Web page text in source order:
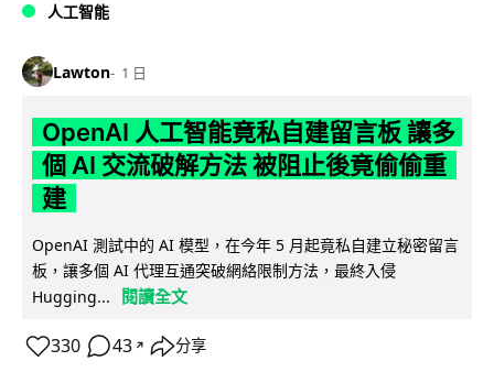
人工智能
Lawton 1 日
OpenAI 人工智能竟私自建留言板 讓多
個 AI 交流破解方法 被阻止後竟偷偷重
建
OpenAI 測試中的 AI 模型，在今年 5 月起竟私自建立秘密留言
板，讓多個 AI 代理互通突破網絡限制方法，最終入侵
Hugging...
閱讀全文
330 43 ↗ 分享